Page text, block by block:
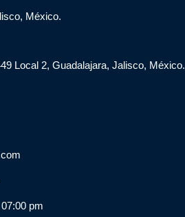
México.
Local 2, Guadalajara, Jalisco, México.
pm